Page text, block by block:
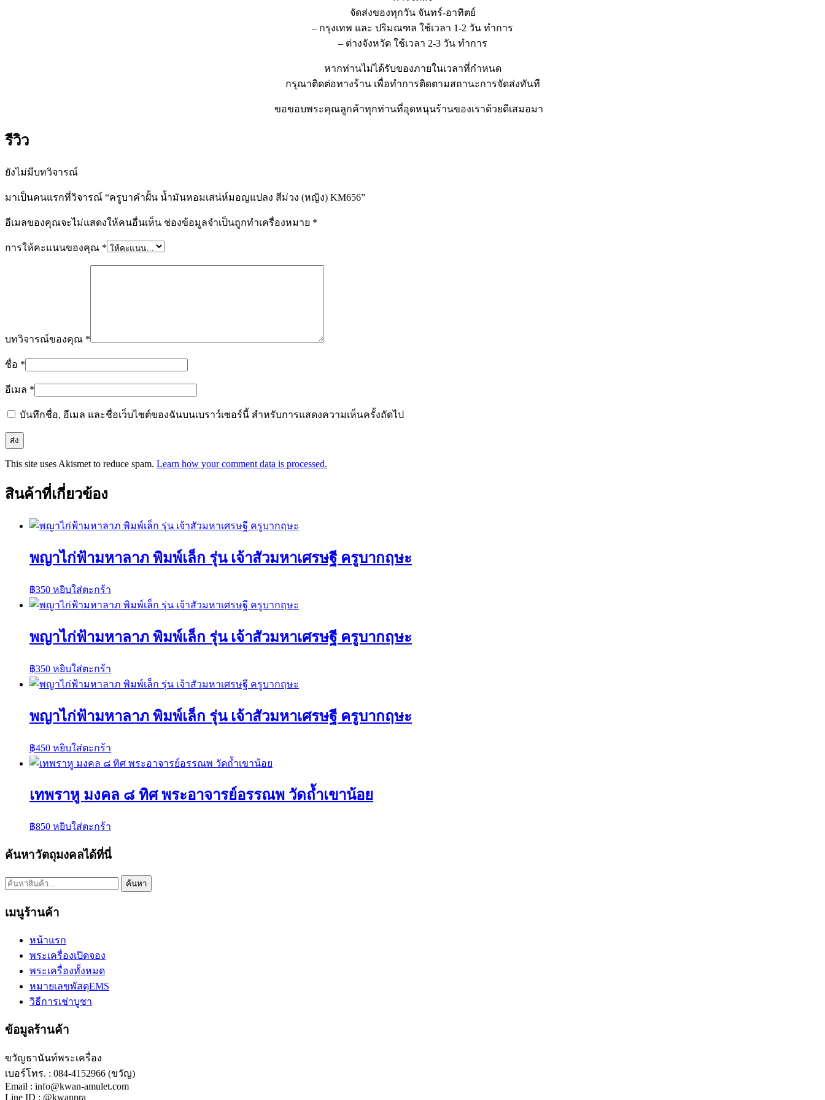
จัดส่งของทุกวัน จันทร์-อาทิตย์
– กรุงเทพ และ ปริมณฑล ใช้เวลา 1-2 วัน ทำการ
– ต่างจังหวัด ใช้เวลา 2-3 วัน ทำการ
หากท่านไม่ได้รับของภายในเวลาที่กำหนด
กรุณาติดต่อทางร้าน เพื่อทำการติดตามสถานะการจัดส่งทันที
ขอขอบพระคุณลูกค้าทุกท่านที่อุดหนุนร้านของเราด้วยดีเสมอมา
รีวิว
ยังไม่มีบทวิจารณ์
มาเป็นคนแรกที่วิจารณ์ “ครูบาคำฝั้น น้ำมันหอมเสน่ห์มอญแปลง สีม่วง (หญิง) KM656”
อีเมลของคุณจะไม่แสดงให้คนอื่นเห็น ช่องข้อมูลจำเป็นถูกทำเครื่องหมาย *
การให้คะแนนของคุณ *
บทวิจารณ์ของคุณ *
ชื่อ *
อีเมล *
บันทึกชื่อ, อีเมล และชื่อเว็บไซต์ของฉันบนเบราว์เซอร์นี้ สำหรับการแสดงความเห็นครั้งถัดไป
This site uses Akismet to reduce spam. Learn how your comment data is processed.
สินค้าที่เกี่ยวข้อง
พญาไก่ฟ้ามหาลาภ พิมพ์เล็ก รุ่น เจ้าสัวมหาเศรษฐี ครูบากฤษะ
฿350 หยิบใส่ตะกร้า
พญาไก่ฟ้ามหาลาภ พิมพ์เล็ก รุ่น เจ้าสัวมหาเศรษฐี ครูบากฤษะ
฿350 หยิบใส่ตะกร้า
พญาไก่ฟ้ามหาลาภ พิมพ์เล็ก รุ่น เจ้าสัวมหาเศรษฐี ครูบากฤษะ
฿450 หยิบใส่ตะกร้า
เทพราหู มงคล ๘ ทิศ พระอาจารย์อรรณพ วัดถ้ำเขาน้อย
฿850 หยิบใส่ตะกร้า
ค้นหาวัตถุมงคลได้ที่นี่
ค้นหา: ค้นหา
เมนูร้านค้า
หน้าแรก
พระเครื่องเปิดจอง
พระเครื่องทั้งหมด
หมายเลขพัสดุEMS
วิธีการเช่าบูชา
ข้อมูลร้านค้า
ขวัญธานันท์พระเครื่อง
เบอร์โทร. : 084-4152966 (ขวัญ)
Email : info@kwan-amulet.com
Line ID : @kwanpra